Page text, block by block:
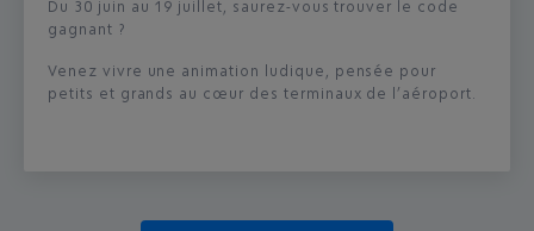
Du 30 juin au 19 juillet, saurez-vous trouver le code
gagnant ?
Venez vivre une animation ludique, pensée pour
petits et grands au cœur des terminaux de l’aéroport.